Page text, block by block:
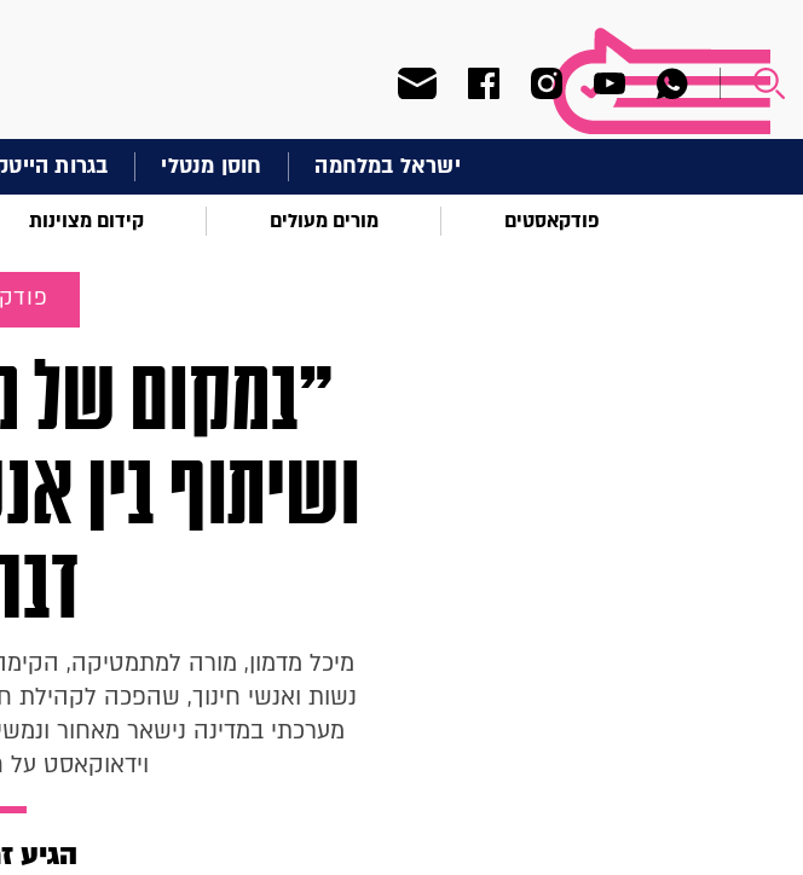
ישראל במלחמה חוסן מנטלי בגרות
פודקאסטים מורים מעולים קידום מצוינות
"במקום של
ושיתוף בין
נשות ואנשי חינוך, שהפכה לקהילת
מערכתי במדינה נישאר מאחור
וידאוקאסט על
הגיע